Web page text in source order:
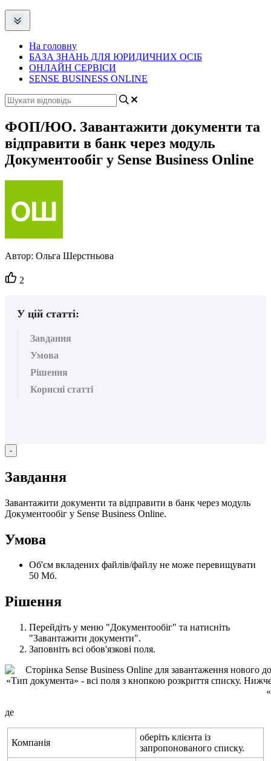
На головну
БАЗА ЗНАНЬ ДЛЯ ЮРИДИЧНИХ ОСІБ
ОНЛАЙН СЕРВІСИ
SENSE BUSINESS ONLINE
ФОП/ЮО. Завантажити документи та
відправити в банк через модуль
Документообіг у Sense Business Online
Автор: Ольга Шерстньова
Кількість
вподобайок:
2
У цій статті:
Завдання
Умова
Рішення
Корисні статті
-
Завдання
Завантажити документи та відправити в банк через модуль
Документообіг у Sense Business Online.
Умова
Об'єм вкладених файлів/файлу не може перевищувати
50 Мб.
Рішення
Перейдіть у меню "Документообіг" та натисніть
"Завантажити документи".
Заповніть всі обов'язкові поля.
де
Компанія
оберіть клієнта із
запропонованого списку.